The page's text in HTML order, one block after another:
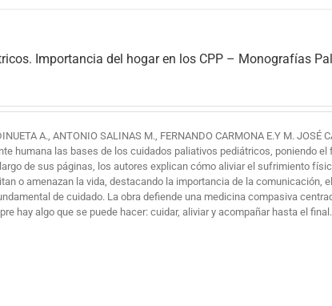
Importancia del hogar en los CPP – Monografías
A., ANTONIO SALINAS M., FERNANDO CARMONA E.Y M. JOSÉ
humana las bases de los cuidados paliativos pediátricos, poniendo el
de sus páginas, los autores explican cómo aliviar el sufrimiento
o amenazan la vida, destacando la importancia de la comunicación,
de cuidado. La obra defiende una medicina compasiva
hay algo que se puede hacer: cuidar, aliviar y acompañar hasta el final.